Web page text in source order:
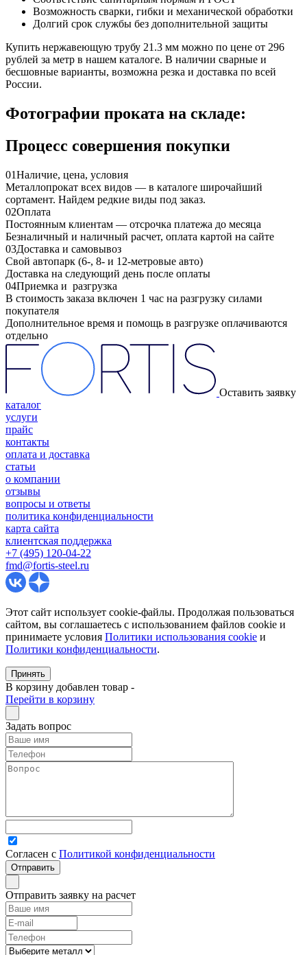
Возможность сварки, гибки и механической обработки
Долгий срок службы без дополнительной защиты
Купить нержавеющую трубу 21.3 мм можно по цене от 296
рублей за метр в нашем каталоге. В наличии сварные и
бесшовные варианты, возможна резка и доставка по всей
России.
Фотографии проката на складе:
Процесс совершения покупки
01Наличие, цена, условия
Металлопрокат всех видов — в каталоге широчайший
сортамент. Найдем редкие виды под заказ.
02Оплата
Постоянным клиентам — отсрочка платежа до месяца
Безналичный и наличный расчет, оплата картой на сайте
03Доставка и самовывоз
Свой автопарк (6-, 8- и 12-метровые авто)
Доставка на следующий день после оплаты
04Приемка и разгрузка
В стоимость заказа включен 1 час на разгрузку силами
покупателя
Дополнительное время и помощь в разгрузке оплачиваются
отдельно
Оставить заявку
каталог
услуги
прайс
контакты
оплата и доставка
статьи
о компании
отзывы
вопросы и ответы
политика конфиденциальности
карта сайта
клиентская поддержка
+7 (495) 120-04-22
fmd@fortis-steel.ru
Этот сайт использует cookie-файлы. Продолжая пользоваться
сайтом, вы соглашаетесь с использованием файлов cookie и
принимаете условия Политики использования cookie и
Политики конфиденциальности.
Принять
В корзину добавлен товар -
Перейти в корзину
Задать вопрос
Согласен с Политикой конфиденциальности
Отправить заявку на расчет